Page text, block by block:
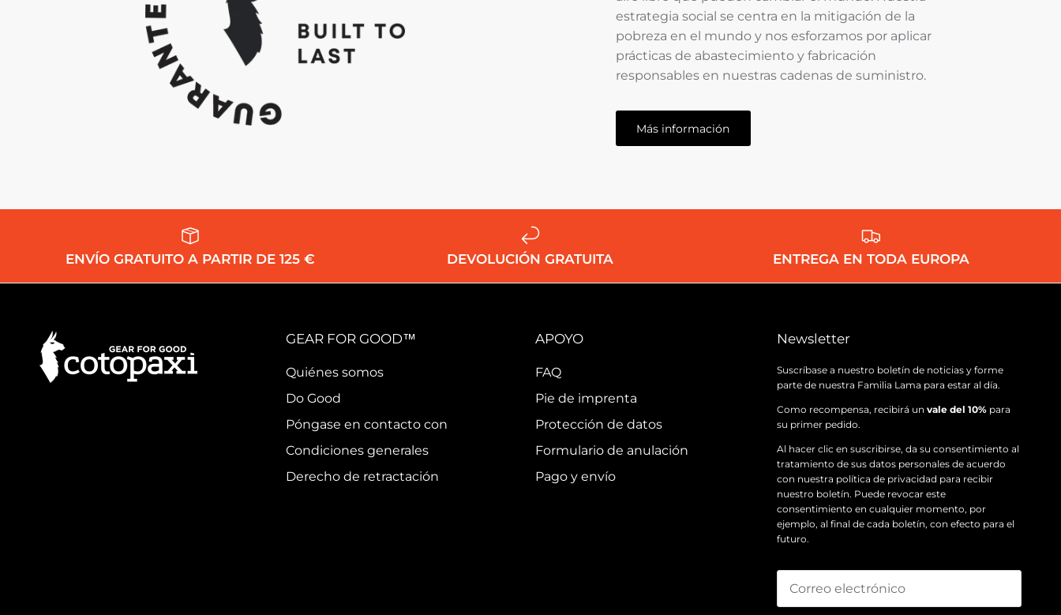
estrategia social se centra en la mitigación de la
pobreza en el mundo y nos esforzamos por aplicar
prácticas de abastecimiento y fabricación
responsables en nuestras cadenas de suministro.
Más información
ENVÍO GRATUITO A PARTIR DE 125 € DEVOLUCIÓN GRATUITA ENTREGA EN TODA EUROPA
GEAR FOR GOOD™
Quiénes somos
Do Good
Póngase en contacto con
Condiciones generales
Derecho de retractación
APOYO
FAQ
Pie de imprenta
Protección de datos
Formulario de anulación
Pago y envío
Newsletter
Suscríbase a nuestro boletín de noticias y forme
parte de nuestra Familia Lama para estar al día.
Como recompensa, recibirá un vale del 10%para
su primer pedido.
Al hacer clic en suscribirse, da su consentimiento al
tratamiento de sus datos personales de acuerdo
con nuestra política de privacidad para recibir
nuestro boletín. Puede revocar este
consentimiento en cualquier momento, por
ejemplo, al final de cada boletín, con efecto para el
futuro.